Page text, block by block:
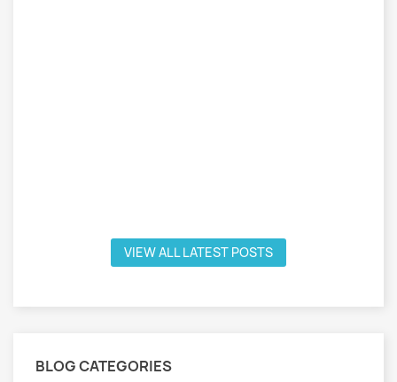
VIEW ALL LATEST POSTS
BLOG CATEGORIES